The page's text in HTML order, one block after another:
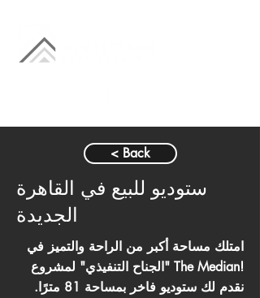
< Back
ستوديو للبيع في القاهرة
الجديدة
امتلك مساحة أكبر من الراحة والتميز في
"الجناح التنفيذي" لمشروع The Median!
نقدم لك ستوديو فاخر بمساحة 81 مترًا.